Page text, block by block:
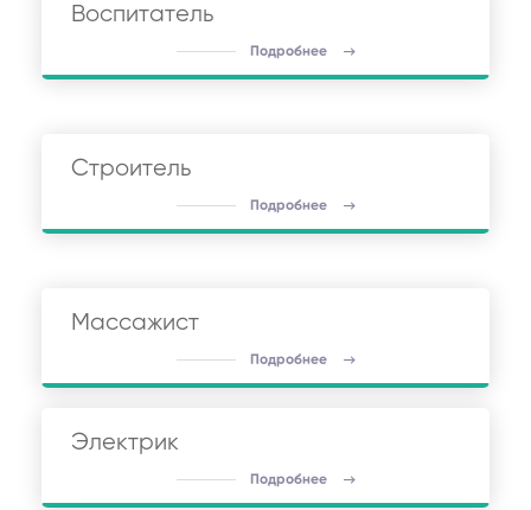
Воспитатель
Подробнее
Строитель
Подробнее
Массажист
Подробнее
Электрик
Подробнее